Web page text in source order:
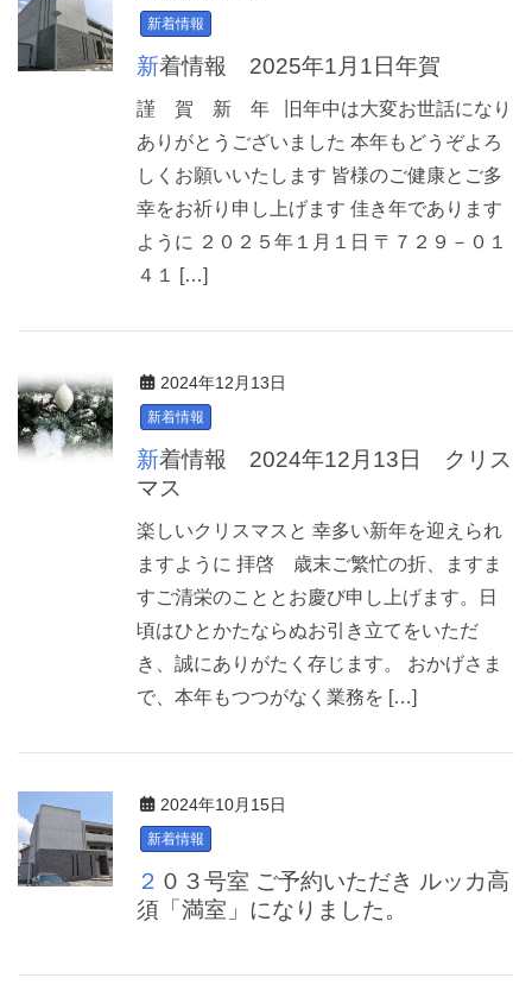
新着情報
新着情報 2025年1月1日年賀
謹 賀 新 年 旧年中は大変お世話になり
ありがとうございました 本年もどうぞよろ
しくお願いいたします 皆様のご健康とご多
幸をお祈り申し上げます 佳き年であります
ように ２０２５年１月１日 〒７２９－０１
４１ […]
2024年12月13日
新着情報
新着情報 2024年12月13日 クリス
マス
楽しいクリスマスと 幸多い新年を迎えられ
ますように 拝啓 歳末ご繁忙の折、ますま
すご清栄のこととお慶び申し上げます。日
頃はひとかたならぬお引き立てをいただ
き、誠にありがたく存じます。 おかげさま
で、本年もつつがなく業務を […]
2024年10月15日
新着情報
２０３号室 ご予約いただき ルッカ高
須「満室」になりました。